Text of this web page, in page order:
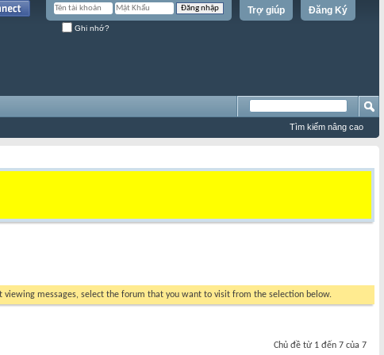
Đăng Ký
Trợ giúp
Ghi nhớ?
Tìm kiếm nâng cao
viewing messages, select the forum that you want to visit from the selection below.
Chủ đề từ 1 đến 7 của 7